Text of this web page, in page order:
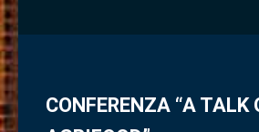
CONFERENZA “A TALK